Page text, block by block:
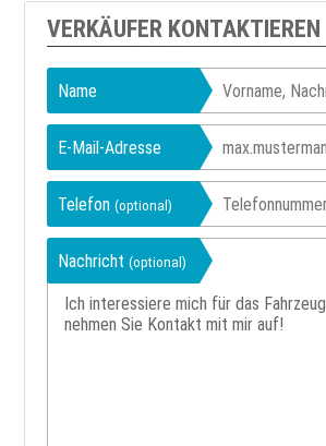
VERKÄUFER KONTAKTIEREN
Name
E-Mail-Adresse
Telefon(optional)
Nachricht(optional)